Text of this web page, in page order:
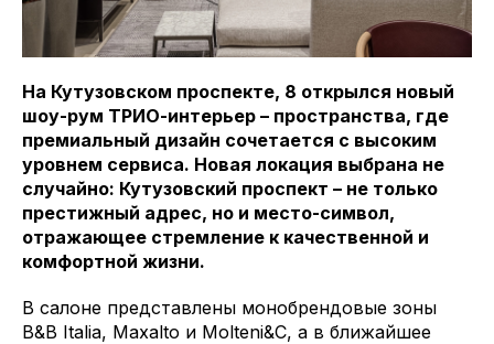
На Кутузовском проспекте, 8 открылся новый
шоу-рум ТРИО-интерьер – пространства, где
премиальный дизайн сочетается с высоким
уровнем сервиса. Новая локация выбрана не
случайно: Кутузовский проспект – не только
престижный адрес, но и место-символ,
отражающее стремление к качественной и
комфортной жизни.
В салоне представлены монобрендовые зоны
B&B Italia, Maxalto и Molteni&C, а в ближайшее